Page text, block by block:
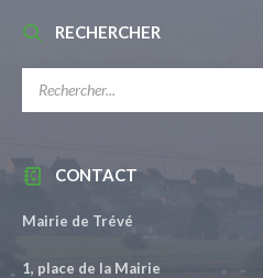
RECHERCHER
CONTACT
Mairie de Trévé
1, place de la Mairie